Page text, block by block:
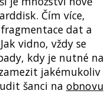
Čím více,
dat a
vidno, vždy se
kdy je nutné na
jakémukoliv
šanci na obnovu